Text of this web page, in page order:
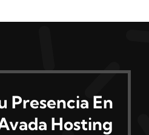
Presencia En
Hosting